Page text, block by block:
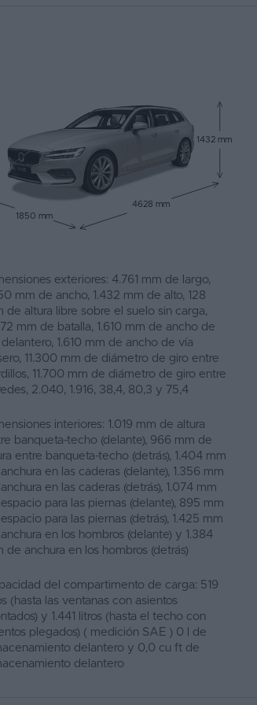
1432 mm
4628 mm
1850 mm
exteriores: 4.761 mm de largo,
mm de ancho, 1.432 mm de alto, 128
de altura libre sobre el suelo sin carga,
mm de batalla, 1.610 mm de ancho de
delantero, 1.610 mm de ancho de vía
11.300 mm de diámetro de giro entre
11.700 mm de diámetro de giro entre
2.040, 1.916, 38,4, 80,3 y 75,4
interiores: 1.019 mm de altura
banqueta-techo (delante), 966 mm de
entre banqueta-techo (detrás), 1.404 mm
en las caderas (delante), 1.356 mm
en las caderas (detrás), 1.074 mm
para las piernas (delante), 895 mm
para las piernas (detrás), 1.425 mm
en los hombros (delante) y 1.384
de anchura en los hombros (detrás)
del compartimento de carga: 519
(hasta las ventanas con asientos
y 1.441 litros (hasta el techo con
plegados) ( medición SAE ) 0 l de
delantero y 0,0 cu ft de
delantero